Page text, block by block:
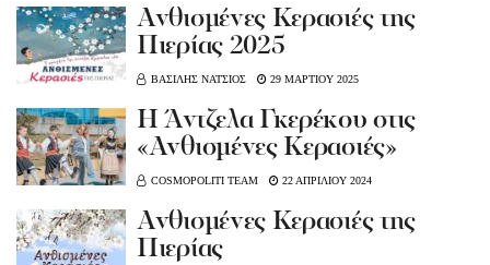
Ανθισμένες Κερασιές της
Πιερίας 2025
ΒΑΣΙΛΗΣ ΝΑΤΣΙΟΣ 29 ΜΑΡΤΙΟΥ 2025
H Άντζελα Γκερέκου στις
«Ανθισμένες Κερασιές»
COSMOPOLITI TEAM 22 ΑΠΡΙΛΙΟΥ 2024
Ανθισμένες Κερασιές της
Πιερίας